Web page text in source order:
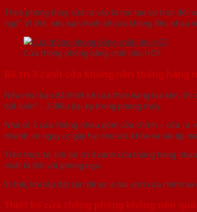
Theo phong thủy, cửa ra vào là nơi tạo sự trao đổi
ngủ”. Vì thế, nếu bạn thiết kế cửa không đều nhau
Cửa thông phòng bằng chất liệu HDF
Bố trí 3 cánh cửa không nên thẳng hàng
Nếu như bạn đã thiết kế cửa theo dạng loa kèn,
bất kiến” – 3 điều đại kỵ trong phong thủy.
Nhà có 3 cửa thông nhau gồm cửa chính – cửa
nhanh, có nguy cơ gây hại cho sức khỏe và các dịp
Trên thực tế, khi bố trí 3 cánh cửa thằng hàng
nhất là đối với phòng ngủ.
Vì thế, khi lắp đặt cần để so le hai vị trí cửa chính
Thiết kế cửa thông phòng không nên